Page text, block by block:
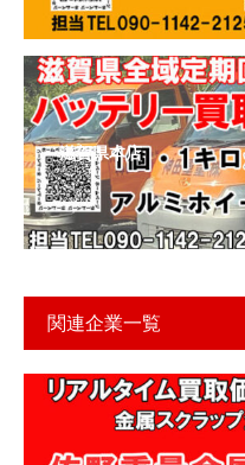
滋賀県本店
関連企業一覧